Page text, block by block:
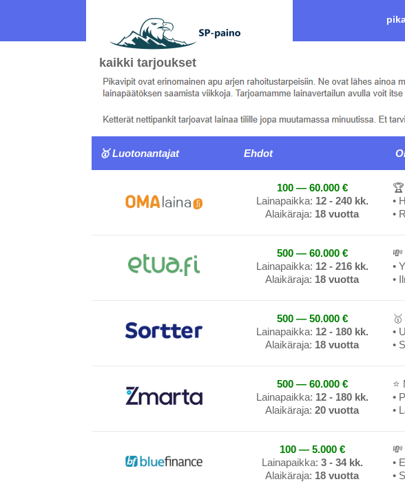
kaikki tarjoukset
🥇 Luotonantajat Ehdot
100 — 60.000 €
Lainapaikka: 12 - 240 kk.
Alaikäraja: 18 vuotta
•
•
500 — 60.000 €
Lainapaikka: 12 - 216 kk.
Alaikäraja: 18 vuotta
•
•
500 — 50.000 €
Lainapaikka: 12 - 180 kk.
Alaikäraja: 18 vuotta
•
•
500 — 60.000 €
Lainapaikka: 12 - 180 kk.
Alaikäraja: 20 vuotta
⭐
•
•
100 — 5.000 €
Lainapaikka: 3 - 34 kk.
Alaikäraja: 18 vuotta
•
•